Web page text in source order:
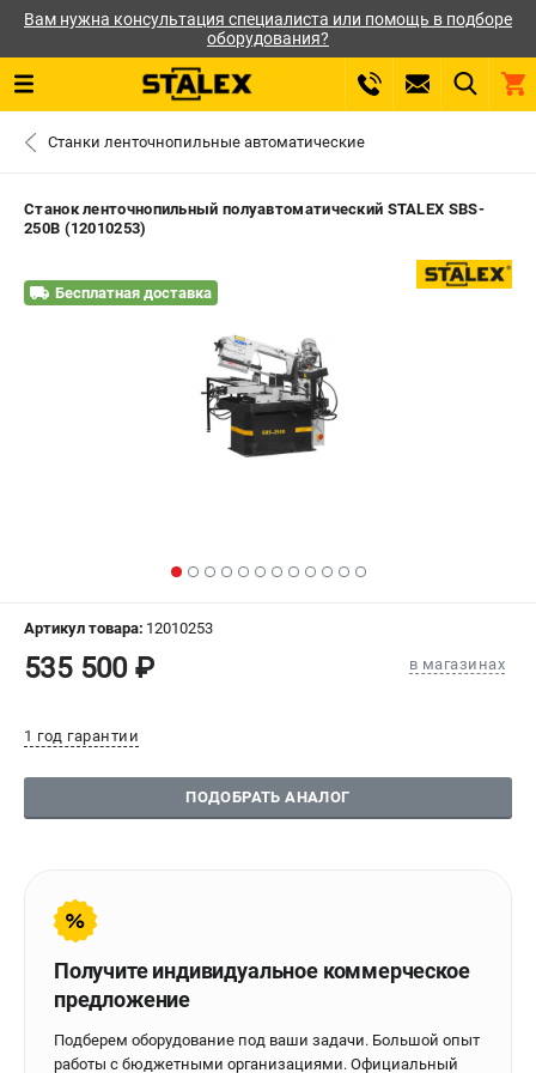
Вам нужна консультация специалиста или помощь в подборе
оборудования?
СЕРВИС
МАГАЗИНЫ
ИЗБРАННОЕ ( 0 )
ВХОД ИЛИ РЕГИСТРАЦИЯ
САНКТ-ПЕТЕРБУРГ
0 ₽
Политика обработки персональных данных
ИНФОРМАЦИЯ
О компании
О бренде
Юридическим лицам
Станки ленточнопильные автоматические
Станок ленточнопильный полуавтоматический STALEX SBS-
250B (12010253)
Бесплатная доставка
Артикул товара: 12010253
535 500 ₽ в магазинах
1 год гарантии
ПОДОБРАТЬ АНАЛОГ
Получите индивидуальное коммерческое
предложение
Подберем оборудование под ваши задачи. Большой опыт
работы с бюджетными организациями. Официальный